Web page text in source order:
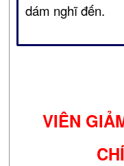
dám nghĩ đến.
VIÊN